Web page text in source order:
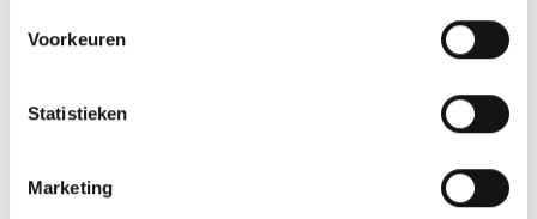
Voorkeuren
Statistieken
Marketing
Donderdag 15 oktober 2026
Meensel-Kiezegem (Tielt-Winge), Vlaams-Brabant